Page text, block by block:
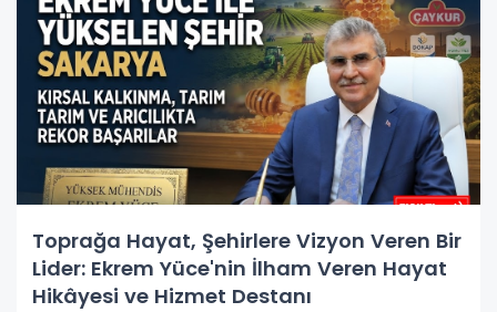
Toprağa Hayat, Şehirlere Vizyon Veren Bir
Lider: Ekrem Yüce'nin İlham Veren Hayat
Hikâyesi ve Hizmet Destanı